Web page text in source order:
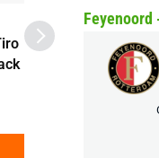
MediaMarkt
EA Sports FC
PlayStation 5
Feyenoord